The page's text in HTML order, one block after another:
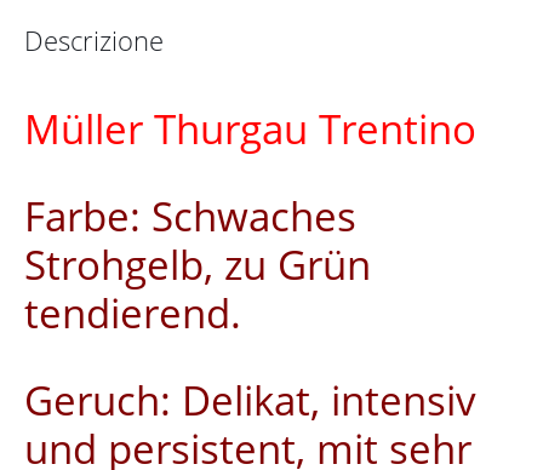
Descrizione
Müller Thurgau Trentino
Farbe: Schwaches
Strohgelb, zu Grün
tendierend.
Geruch: Delikat, intensiv
und persistent, mit sehr